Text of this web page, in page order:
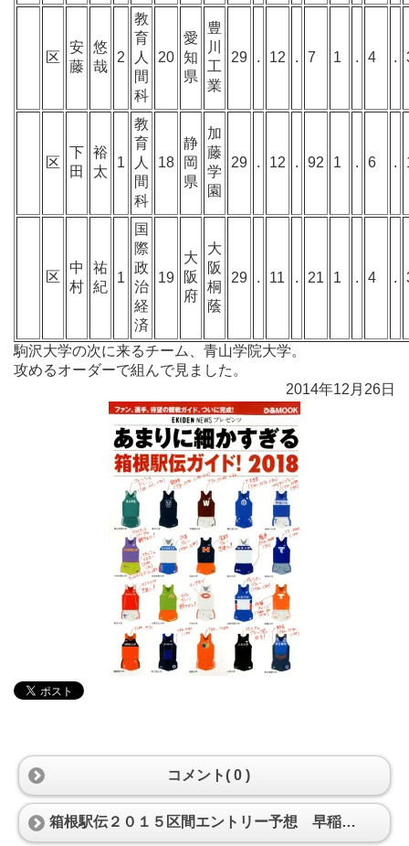
区
安
藤
悠
哉
2
教
育
人
間
科
20
愛
知
県
豊
川
工
業
29 . 12 . 7 1 . 4 .
区
下
田
裕
太
1
教
育
人
間
科
18
静
岡
県
加
藤
学
園
29 . 12 . 92 1 . 6 .
区
中
村
祐
紀
1
国
際
政
治
経
済
19
大
阪
府
大
阪
桐
蔭
29 . 11 . 21 1 . 4 .
駒沢大学の次に来るチーム、青山学院大学。
攻めるオーダーで組んで見ました。
2014年12月26日
コメント( 0 )
箱根駅伝２０１５区間エントリー予想 早稲田大学